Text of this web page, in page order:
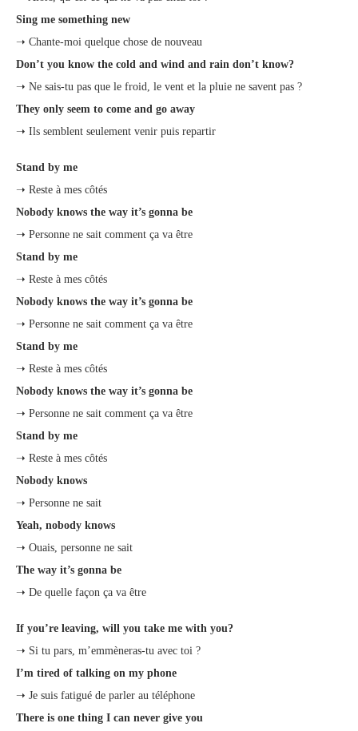
Sing me something new
➝ Chante-moi quelque chose de nouveau
Don’t you know the cold and wind and rain don’t know?
➝ Ne sais-tu pas que le froid, le vent et la pluie ne savent pas ?
They only seem to come and go away
➝ Ils semblent seulement venir puis repartir
Stand by me
➝ Reste à mes côtés
Nobody knows the way it’s gonna be
➝ Personne ne sait comment ça va être
Stand by me
➝ Reste à mes côtés
Nobody knows the way it’s gonna be
➝ Personne ne sait comment ça va être
Stand by me
➝ Reste à mes côtés
Nobody knows the way it’s gonna be
➝ Personne ne sait comment ça va être
Stand by me
➝ Reste à mes côtés
Nobody knows
➝ Personne ne sait
Yeah, nobody knows
➝ Ouais, personne ne sait
The way it’s gonna be
➝ De quelle façon ça va être
If you’re leaving, will you take me with you?
➝ Si tu pars, m’emmèneras-tu avec toi ?
I’m tired of talking on my phone
➝ Je suis fatigué de parler au téléphone
There is one thing I can never give you